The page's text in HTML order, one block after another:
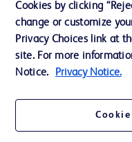
お問い合わせ
Cookie Preferences
プライバシーポリシー
Cookies by clicking
change or customize
Privacy Choices link at
site. For more
Notice.
Privacy Notice.